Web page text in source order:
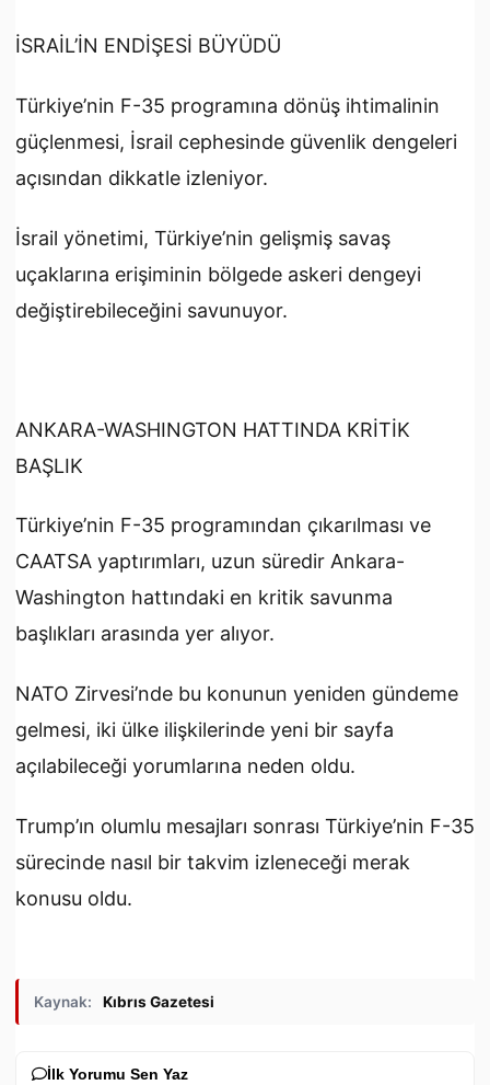
İSRAİL’İN ENDİŞESİ BÜYÜDÜ
Türkiye’nin F-35 programına dönüş ihtimalinin
güçlenmesi, İsrail cephesinde güvenlik dengeleri
açısından dikkatle izleniyor.
İsrail yönetimi, Türkiye’nin gelişmiş savaş
uçaklarına erişiminin bölgede askeri dengeyi
değiştirebileceğini savunuyor.
ANKARA-WASHINGTON HATTINDA KRİTİK
BAŞLIK
Türkiye’nin F-35 programından çıkarılması ve
CAATSA yaptırımları, uzun süredir Ankara-
Washington hattındaki en kritik savunma
başlıkları arasında yer alıyor.
NATO Zirvesi’nde bu konunun yeniden gündeme
gelmesi, iki ülke ilişkilerinde yeni bir sayfa
açılabileceği yorumlarına neden oldu.
Trump’ın olumlu mesajları sonrası Türkiye’nin F-35
sürecinde nasıl bir takvim izleneceği merak
konusu oldu.
Kaynak: Kıbrıs Gazetesi
İlk Yorumu Sen Yaz